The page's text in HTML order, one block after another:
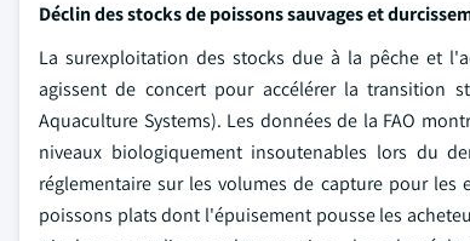
Déclin des stocks de poissons sauvages et
La surexploitation des stocks due à la pêche et
agissent de concert pour accélérer la transition
Aquaculture Systems). Les données de la FAO
niveaux biologiquement insoutenables lors du
réglementaire sur les volumes de capture pour
poissons plats dont l'épuisement pousse les